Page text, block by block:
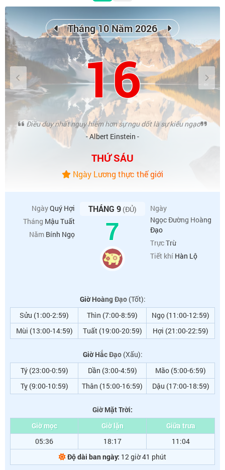
Tháng 10 Năm 2026
16
Điều duy nhất nguy hiểm hơn sự ngu dốt là sự kiêu ngạo
- Albert Einstein -
THỨ SÁU
Ngày Lương thực thế giới
NgàyQuý Hợi
Tháng Mậu Tuất
Năm Bính Ngọ
THÁNG 9(ĐỦ)
7
Ngày
Ngọc Đường Hoàng
Đạo
TrựcTrừ
Tiết khí Hàn Lộ
Giờ Hoàng Đạo(Tốt):
Sửu (1:00-2:59)
Thìn (7:00-8:59)
Ngọ (11:00-12:59)
Mùi (13:00-14:59)
Tuất (19:00-20:59) Hợi (21:00-22:59)
Giờ Hắc Đạo(Xấu):
Tý (23:00-0:59)
Dần (3:00-4:59)
Mão (5:00-6:59)
Tỵ (9:00-10:59)
Thân (15:00-16:59) Dậu (17:00-18:59)
Giờ Mặt Trời:
Giờ mọc
Giờ lặn
Giữa trưa
05:36
18:17
11:04
Độ dài ban ngày: 12 giờ 41 phút